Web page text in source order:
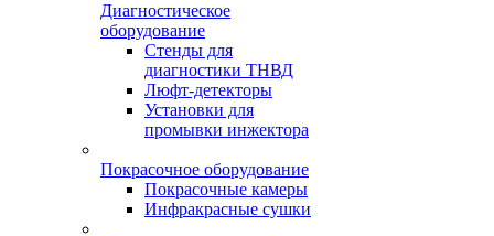
Диагностическое
оборудование
Стенды для
диагностики ТНВД
Люфт-детекторы
Установки для
промывки инжектора
Покрасочное оборудование
Покрасочные камеры
Инфракрасные сушки